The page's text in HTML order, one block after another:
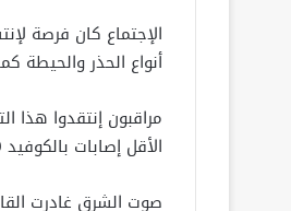
الإجتماع كان فرصة
أنواع الحذر والحيطة
مراقبون إنتقدوا هذا
الأقل إصابات بالكوفيد 19 كما يتنافى مع السياسة الخالية المتخذة من طرف اللجنة الوزارية لمحاربة الجائحة.
صوت الشرق غادرت